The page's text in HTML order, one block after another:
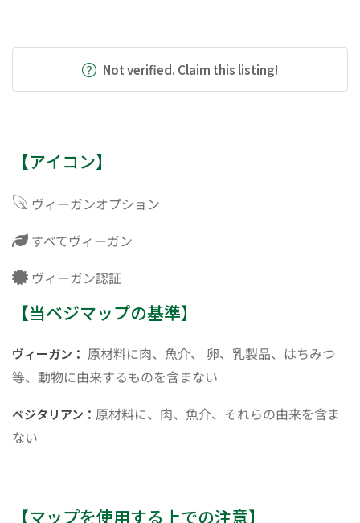
Not verified. Claim this listing!
【アイコン】
ヴィーガンオプション
すべてヴィーガン
ヴィーガン認証
【当ベジマップの基準】
ヴィーガン： 原材料に肉、魚介、 卵、乳製品、はちみつ
等、動物に由来するものを含まない
ベジタリアン： 原材料に、肉、魚介、それらの由来を含ま
ない
【マップを使用する上での注意】